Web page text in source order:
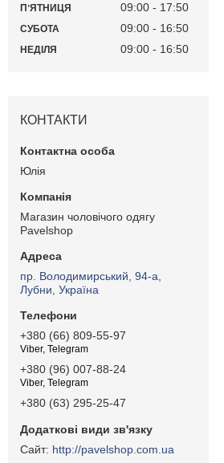
ПʼЯТНИЦЯ 09:00 17:50
СУБОТА 09:00 16:50
НЕДІЛЯ 09:00 16:50
КОНТАКТИ
Юлія
Магазин чоловічого одягу
Pavelshop
пр. Володимирський, 94-а,
Лубни, Україна
+380 (66) 809-55-97
Viber, Telegram
+380 (96) 007-88-24
Viber, Telegram
+380 (63) 295-25-47
http://pavelshop.com.ua